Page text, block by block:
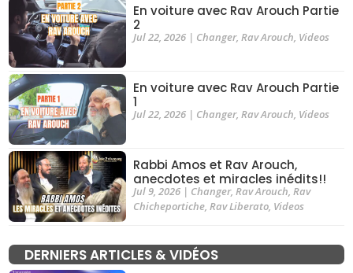
En voiture avec Rav Arouch Partie
2
Jul 22, 2026| Changer, Rav Arouch Videos
En voiture avec Rav Arouch Partie
1
Jul 22, 2026| Changer, Rav Arouch Videos
Rabbi Amos et Rav Arouch,
anecdotes et miracles inédits!!
Jul 9, 2026| Changer, Rav Arouch, Rav
Chicheportiche, Rav Liberato, Videos
DERNIERS ARTICLES & VIDÉOS